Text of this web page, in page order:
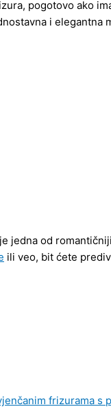
pogotovo ako
i elegantna
jedna od
ili veo, bit ćete
frizurama s